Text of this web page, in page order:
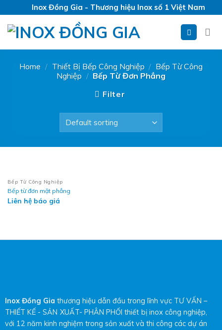
to
content
Inox Đồng Gia - Thương hiệu Inox số 1 Việt Nam
Home / Thiết Bị Bếp Công Nghiệp / Bếp Từ Công
Nghiệp / Bếp Từ Đơn Phẳng
Filter
Bếp Từ Công Nghiệp
Bếp từ đơn mặt phẳng
Liên hệ báo giá
Inox Đồng Gia thương hiệu dẫn đầu trong lĩnh vực TƯ VẤN –
THIẾT KẾ - SẢN XUẤT- PHÂN PHỐI thiết bị inox công nghiệp,
với 12 năm kinh nghiệm trong sản xuất và thi công các dự án